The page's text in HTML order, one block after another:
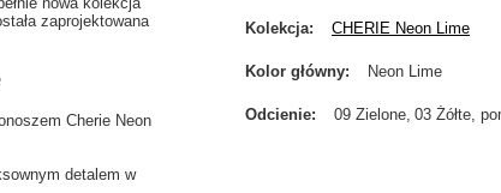
zaprojektowana
Cherie Neon
detalem w
Kolekcja CHERIE Neon Lime
Kolor główny Neon Lime
Odcienie 09 Zielone 03 Żółte,